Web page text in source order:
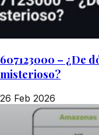
607123000 – ¿De
misterioso?
26 Feb 2026